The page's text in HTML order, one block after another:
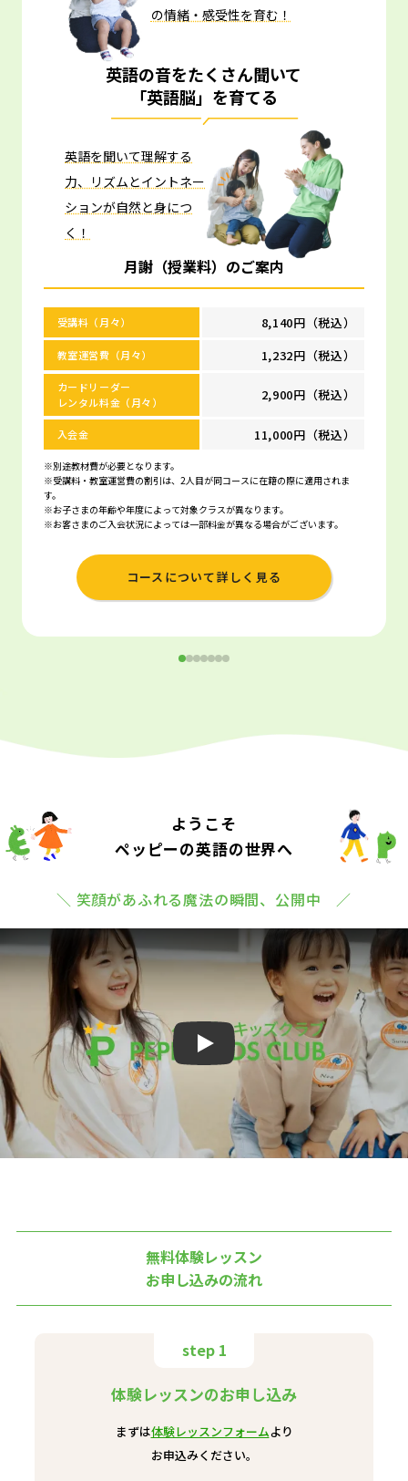
の情緒・感受性を育む！
英語の音をたくさん聞いて
「英語脳」を育てる
英語を聞いて理解する
力、リズムとイントネー
ションが自然と身につ
く！
月謝（授業料）のご案内
受講料（月々） 8,140円（税込）
教室運営費（月々） 1,232円（税込）
カードリーダー
レンタル料金（月々）
2,900円（税込）
入会金 11,000円（税込）
※別途教材費が必要となります。
※受講料・教室運営費の割引は、2人目が同コースに在籍の際に適用されま
す。
※お子さまの年齢や年度によって対象クラスが異なります。
※お客さまのご入会状況によっては一部料金が異なる場合がございます。
コースについて詳しく見る
ようこそ
ペッピーの英語の世界へ
＼ 笑顔があふれる魔法の瞬間、公開中 ／
Play
無料体験レッスン
お申し込みの流れ
step 1
体験レッスンのお申し込み
まずは体験レッスンフォームより
お申込みください。